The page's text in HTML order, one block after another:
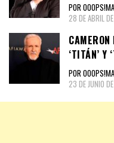
POR
28 DE ABRIL
‘TITÁN’ Y
POR
23 DE JUNIO